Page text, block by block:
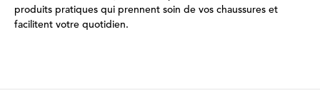
produits pratiques qui prennent soin de vos chaussures et
facilitent votre quotidien.